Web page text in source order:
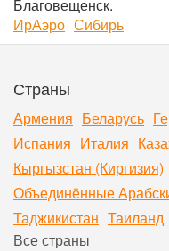
Благовещенск.
ИрАэро Сибирь
Страны
Армения Беларусь
Испания Италия
Кыргызстан (Киргизия)
Объединённые
Таджикистан Таиланд
Все страны